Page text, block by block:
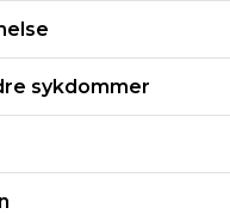
sykdommer